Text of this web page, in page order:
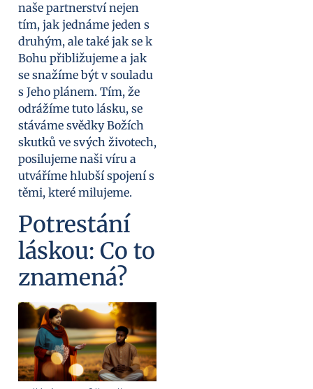
naše partnerství nejen
tím, jak jednáme jeden s
druhým, ale také jak se k
Bohu přibližujeme a jak
se snažíme být v souladu
s Jeho plánem. Tím, že
odrážíme tuto lásku, se
stáváme svědky Božích
skutků ve svých životech,
posilujeme naši víru a
utváříme hlubší spojení s
těmi, které milujeme.
Potrestání
láskou: Co to
znamená?